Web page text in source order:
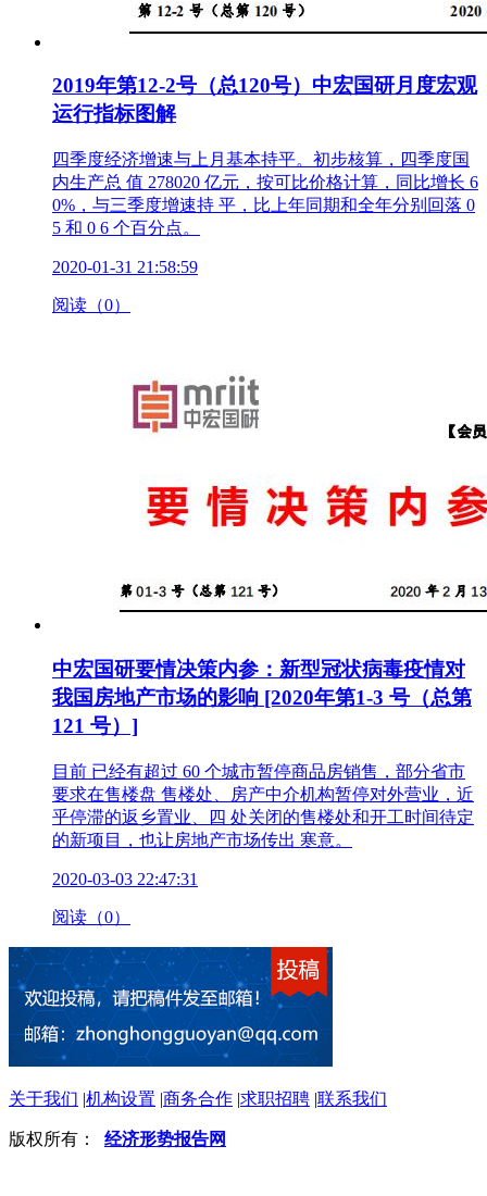
2019年第12-2号（总120号）中宏国研月度宏观
运行指标图解
四季度经济增速与上月基本持平。初步核算，四季度国
内生产总 值 278020 亿元，按可比价格计算，同比增长 6
0%，与三季度增速持 平，比上年同期和全年分别回落 0
5 和 0 6 个百分点。
2020-01-31 21:58:59
阅读（0）
中宏国研要情决策内参：新型冠状病毒疫情对
我国房地产市场的影响 [2020年第1-3 号（总第
121 号）]
目前 已经有超过 60 个城市暂停商品房销售，部分省市
要求在售楼盘 售楼处、房产中介机构暂停对外营业，近
乎停滞的返乡置业、四 处关闭的售楼处和开工时间待定
的新项目，也让房地产市场传出 寒意。
2020-03-03 22:47:31
阅读（0）
关于我们 |机构设置 |商务合作 |求职招聘 |联系我们
版权所有： 经济形势报告网